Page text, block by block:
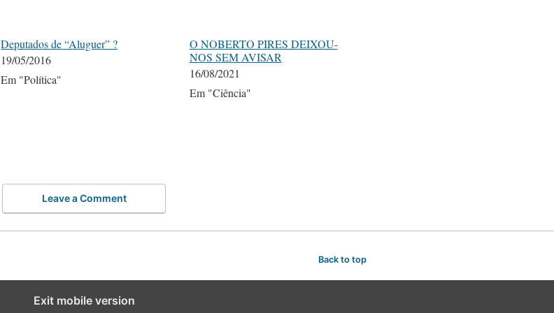
Deputados de “Aluguer” ?
19/05/2016
Em "Política"
O NOBERTO PIRES DEIXOU-
NOS SEM AVISAR
16/08/2021
Em "Ciência"
Leave a Comment
Back to top
Exit mobile version